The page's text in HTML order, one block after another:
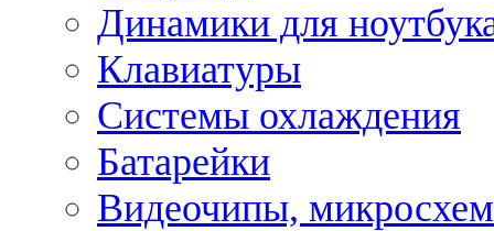
Динамики для
Клавиатуры
Системы охлаждения
Батарейки
Видеочипы,